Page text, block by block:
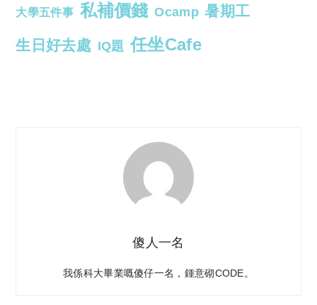
大學五件事 私補價錢 Ocamp 暑期工
生日好去處 IQ題 任坐Cafe
傻人一名
我係科大畢業嘅傻仔一名，鍾意砌CODE。